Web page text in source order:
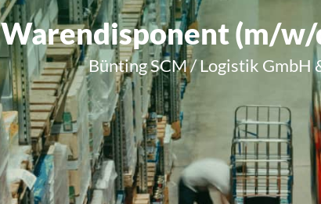
Warendisponent (m/
Bünting SCM / Logistik GmbH